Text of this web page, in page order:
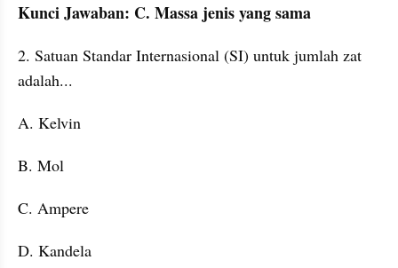
Kunci Jawaban: C. Massa jenis yang sama
2. Satuan Standar Internasional (SI) untuk jumlah zat
adalah...
A. Kelvin
B. Mol
C. Ampere
D. Kandela